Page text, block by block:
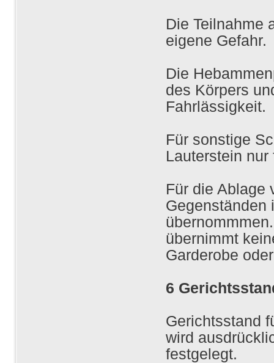
Die Teilnahme
eigene Gefahr.
Die
des Körpers
Fahrlässigkeit.
Für sonstige
Lauterstein
Für die Ablage
Gegenständen
übernimmt
Garderobe
6
Gerichtsstand
wird
festgelegt.